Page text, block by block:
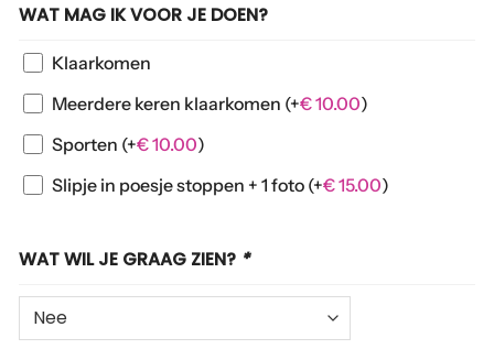
WAT MAG IK VOOR JE DOEN?
Klaarkomen
Meerdere keren klaarkomen (+€10.00)
Sporten (+€10.00)
Slipje in poesje stoppen + 1 foto (+€15.00)
WAT WIL JE GRAAG ZIEN? *